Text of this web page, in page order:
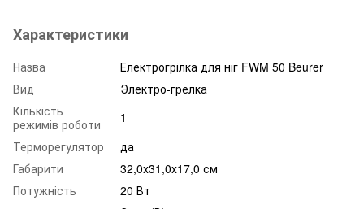
Характеристики
Назва
Електрогрілка для ніг FWM 50 Beurer
Вид
Электро-грелка
Кількість
режимів роботи
1
Терморегулятор
да
Габарити
32,0х31,0х17,0 см
Потужність
20 Вт